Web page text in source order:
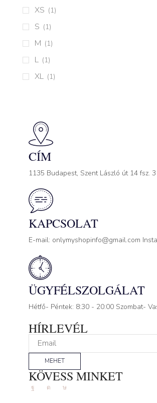
XS (1)
S (1)
M (1)
L (1)
XL (1)
CÍM
1135 Budapest, Szent László út 14 fsz.
KAPCSOLAT
E-mail: onlymyshopinfo@gmail.com
ÜGYFÉLSZOLGÁLAT
Hétfő- Péntek: 8:30 - 20:00 Szombat-
HÍRLEVÉL
MEHET
KÖVESS MINKET
FacebookInstagram
Tik-